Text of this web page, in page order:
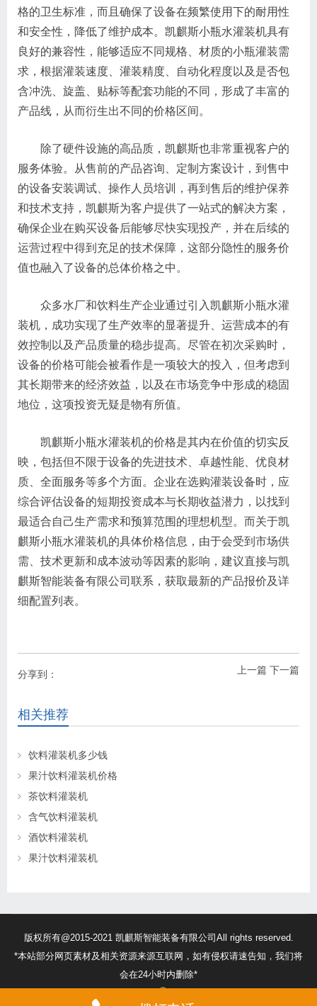
格的卫生标准，而且确保了设备在频繁使用下的耐用性
和安全性，降低了维护成本。凯麒斯小瓶水灌装机具有
良好的兼容性，能够适应不同规格、材质的小瓶灌装需
求，根据灌装速度、灌装精度、自动化程度以及是否包
含冲洗、旋盖、贴标等配套功能的不同，形成了丰富的
产品线，从而衍生出不同的价格区间。
除了硬件设施的高品质，凯麒斯也非常重视客户的
服务体验。从售前的产品咨询、定制方案设计，到售中
的设备安装调试、操作人员培训，再到售后的维护保养
和技术支持，凯麒斯为客户提供了一站式的解决方案，
确保企业在购买设备后能够尽快实现投产，并在后续的
运营过程中得到充足的技术保障，这部分隐性的服务价
值也融入了设备的总体价格之中。
众多水厂和饮料生产企业通过引入凯麒斯小瓶水灌
装机，成功实现了生产效率的显著提升、运营成本的有
效控制以及产品质量的稳步提高。尽管在初次采购时，
设备的价格可能会被看作是一项较大的投入，但考虑到
其长期带来的经济效益，以及在市场竞争中形成的稳固
地位，这项投资无疑是物有所值。
凯麒斯小瓶水灌装机的价格是其内在价值的切实反
映，包括但不限于设备的先进技术、卓越性能、优良材
质、全面服务等多个方面。企业在选购灌装设备时，应
综合评估设备的短期投资成本与长期收益潜力，以找到
最适合自己生产需求和预算范围的理想机型。而关于凯
麒斯小瓶水灌装机的具体价格信息，由于会受到市场供
需、技术更新和成本波动等因素的影响，建议直接与凯
麒斯智能装备有限公司联系，获取最新的产品报价及详
细配置列表。
上一篇 下一篇
分享到：
相关推荐
饮料灌装机多少钱
果汁饮料灌装机价格
茶饮料灌装机
含气饮料灌装机
酒饮料灌装机
果汁饮料灌装机
版权所有@2015-2021 凯麒斯智能装备有限公司All rights reserved.
*本站部分网页素材及相关资源来源互联网，如有侵权请速告知，我们将
会在24小时内删除*